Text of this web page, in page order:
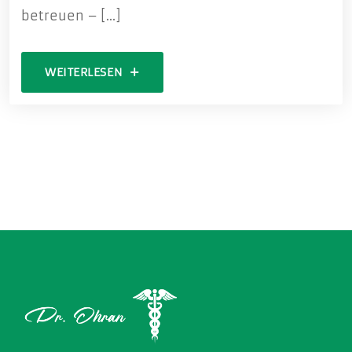
betreuen – […]
WEITERLESEN